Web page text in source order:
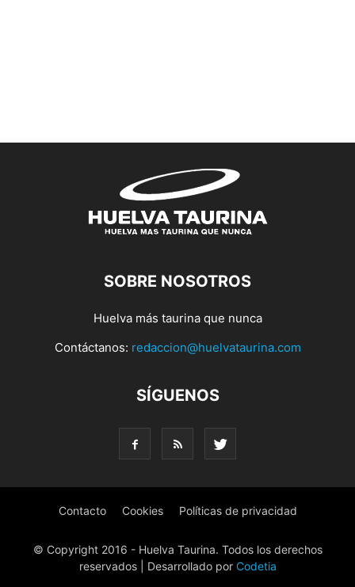
SOBRE NOSOTROS
Huelva más taurina que nunca
Contáctanos: redaccion@huelvataurina.com
SÍGUENOS
Contacto Cookies Políticas de privacidad
© Copyright 2016 - Huelva Taurina. Todos los derechos
reservados | Desarrollado por Codetia